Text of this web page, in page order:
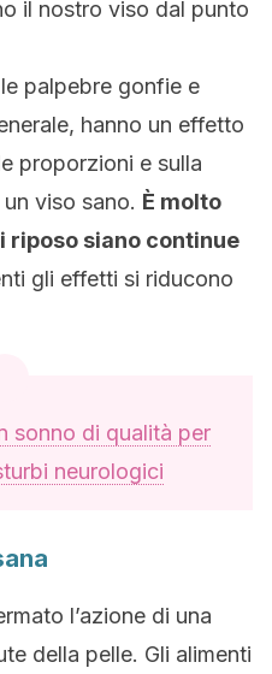
il nostro viso dal punto
palpebre gonfie e
hanno un effetto
proporzioni e sulla
viso sano. È molto
riposo siano continue
gli effetti si riducono
sonno di qualità per
neurologici
l’azione di una
della pelle. Gli alimenti